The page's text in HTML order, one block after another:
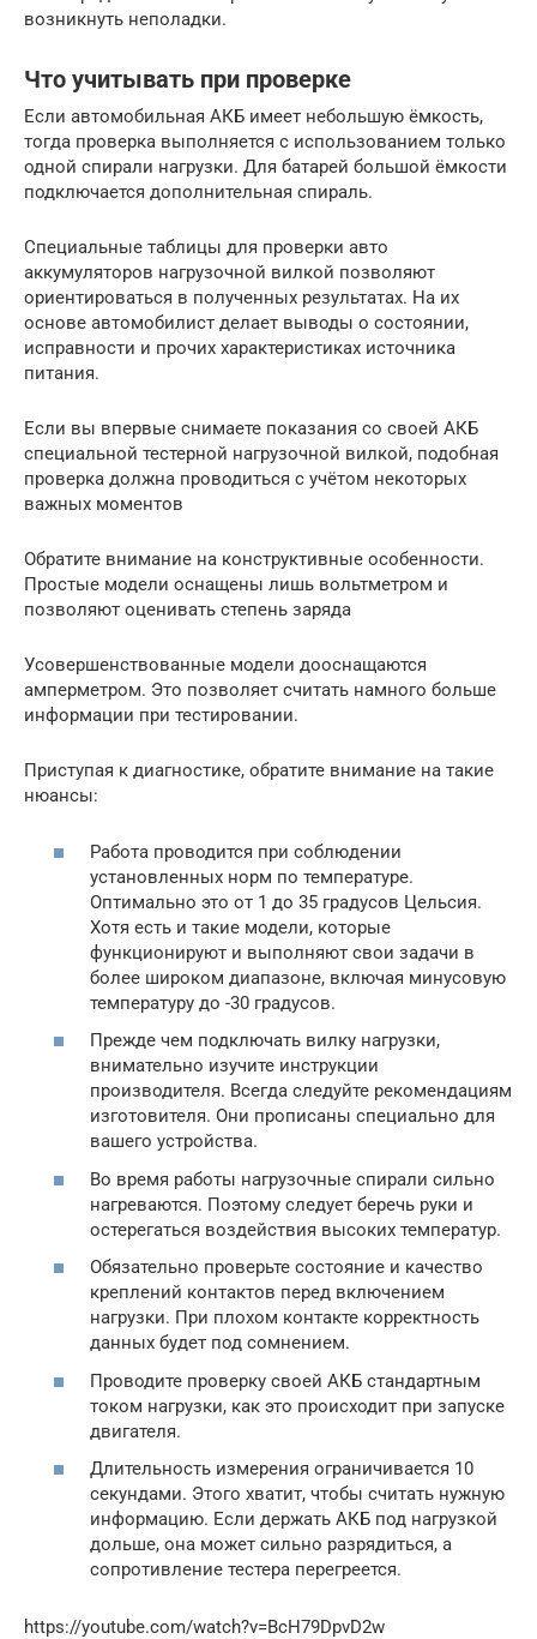
возникнуть неполадки.
Что учитывать при проверке
Если автомобильная АКБ имеет небольшую ёмкость,
тогда проверка выполняется с использованием только
одной спирали нагрузки. Для батарей большой ёмкости
подключается дополнительная спираль.
Специальные таблицы для проверки авто
аккумуляторов нагрузочной вилкой позволяют
ориентироваться в полученных результатах. На их
основе автомобилист делает выводы о состоянии,
исправности и прочих характеристиках источника
питания.
Если вы впервые снимаете показания со своей АКБ
специальной тестерной нагрузочной вилкой, подобная
проверка должна проводиться с учётом некоторых
важных моментов
Обратите внимание на конструктивные особенности.
Простые модели оснащены лишь вольтметром и
позволяют оценивать степень заряда
Усовершенствованные модели дооснащаются
амперметром. Это позволяет считать намного больше
информации при тестировании.
Приступая к диагностике, обратите внимание на такие
нюансы:
Работа проводится при соблюдении
установленных норм по температуре.
Оптимально это от 1 до 35 градусов Цельсия.
Хотя есть и такие модели, которые
функционируют и выполняют свои задачи в
более широком диапазоне, включая минусовую
температуру до -30 градусов.
Прежде чем подключать вилку нагрузки,
внимательно изучите инструкции
производителя. Всегда следуйте рекомендациям
изготовителя. Они прописаны специально для
вашего устройства.
Во время работы нагрузочные спирали сильно
нагреваются. Поэтому следует беречь руки и
остерегаться воздействия высоких температур.
Обязательно проверьте состояние и качество
креплений контактов перед включением
нагрузки. При плохом контакте корректность
данных будет под сомнением.
Проводите проверку своей АКБ стандартным
током нагрузки, как это происходит при запуске
двигателя.
Длительность измерения ограничивается 10
секундами. Этого хватит, чтобы считать нужную
информацию. Если держать АКБ под нагрузкой
дольше, она может сильно разрядиться, а
сопротивление тестера перегреется.
https://youtube.com/watch?v=BcH79DpvD2w